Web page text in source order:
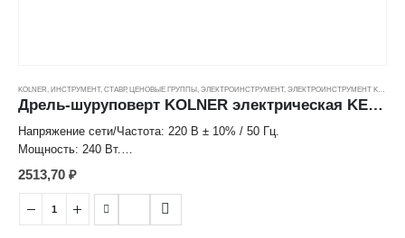
KOLNER ИНСТРУМЕНТ, СТАВР, ЦЕНОВЫЕ ГРУППЫ ЭЛЕКТРОИНСТРУМЕНТ, ЭЛЕКТРОИНСТРУМЕНТ KOLNER
Дрель-шуруповерт KOLNER электрическая KED 240V, 800 об/мин, 12,5 Нм, 240Вт ---
Напряжение сети/Частота: 220 В ± 10% / 50 Гц.
Мощность: 240 Вт.
Число оборотов на холостом ходу: 0-800 об/мин.
Максимальный крутящий момент: 13 Нм.
Число ступеней крутящего момента: 20+1 (ступень сверления)
2513,70 ₽